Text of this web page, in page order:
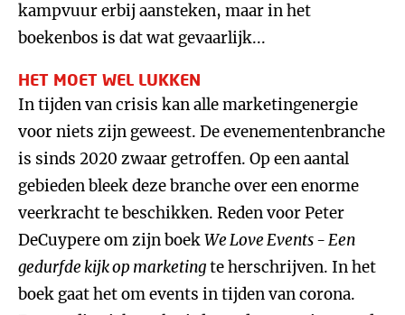
kampvuur erbij aansteken, maar in het
boekenbos is dat wat gevaarlijk...
HET MOET WEL LUKKEN
In tijden van crisis kan alle marketingenergie
voor niets zijn geweest. De evenementenbranche
is sinds 2020 zwaar getroffen. Op een aantal
gebieden bleek deze branche over een enorme
veerkracht te beschikken. Reden voor Peter
DeCuypere om zijn boekWe Love Events - Een
gedurfde kijk op marketingte herschrijven. In het
boek gaat het om events in tijden van corona.